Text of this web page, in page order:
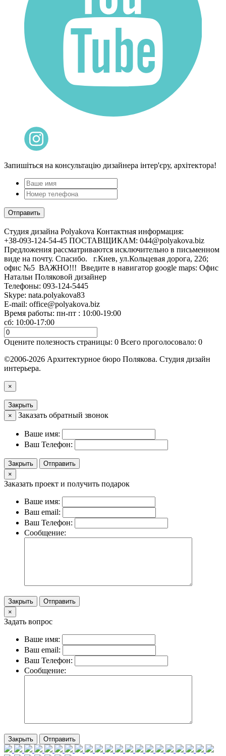
Запишіться на консультацію дизайнера інтер'єру, архітектора!
Cтудия дизайна Polyakova Контактная информация:
+38-093-124-54-45 ПОСТАВЩИКАМ: 044@polyakova.biz
Предложения рассматриваются исключительно в письменном
виде на почту. Спасибо. г.Киев, ул.Кольцевая дорога, 22б;
офис №5 ВАЖНО!!! Введите в навигатор google maps: Офис
Натальи Поляковой дизайнер
Телефоны: 093-124-5445
Skype: nata.polyakova83
E-mail: office@polyakova.biz
Время работы: пн-пт : 10:00-19:00
сб: 10:00-17:00
Оцените полезность страницы: 0 Всего проголосовало: 0
©2006-2026 Архитектурное бюро Полякова. Студия дизайн
интерьера.
×
Закрыть
×
Заказать обратный звонок
Ваше имя:
Ваш Телефон:
Закрыть
Отправить
×
Заказать проект и получить подарок
Ваше имя:
Ваш email:
Ваш Телефон:
Сообщение:
Закрыть
Отправить
×
Задать вопрос
Ваше имя:
Ваш email:
Ваш Телефон:
Сообщение:
Закрыть Отправить